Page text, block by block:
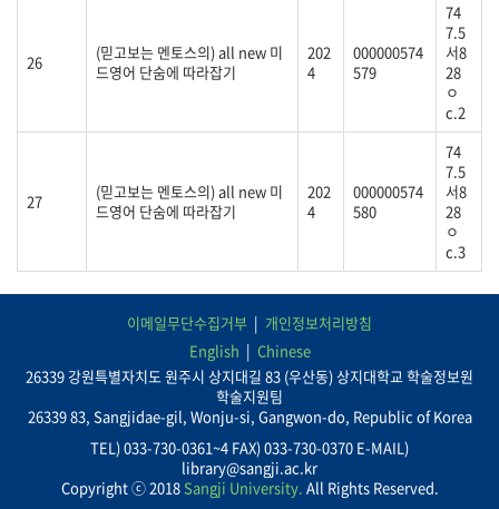
26
(믿고보는 멘토스의) all new 미
드영어 단숨에 따라잡기
202
4
000000574
579
74
7.5
서8
28
ㅇ
c.2
27
(믿고보는 멘토스의) all new 미
드영어 단숨에 따라잡기
202
4
000000574
580
74
7.5
서8
28
ㅇ
c.3
이메일무단수집거부
개인정보처리방침
English
Chinese
26339 강원특별자치도 원주시 상지대길 83 (우산동) 상지대학교 학술정보원
학술지원팀
26339 83, Sangjidae-gil, Wonju-si, Gangwon-do, Republic of Korea
TEL) 033-730-0361~4 FAX) 033-730-0370 E-MAIL)
library@sangji.ac.kr
Copyright ⓒ 2018 Sangji University. All Rights Reserved.